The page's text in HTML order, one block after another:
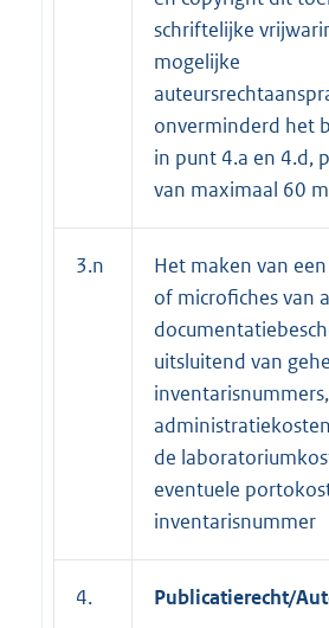
schriftelijke
mogelijke
onverminderd het
in punt 4.a en 4.d,
van maximaal 60
3.n
Het maken van
of microfiches van
uitsluitend van
de
eventuele
inventarisnummer
4. Publicatierecht/